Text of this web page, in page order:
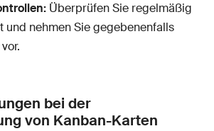
Überprüfen Sie regelmäßig
und nehmen Sie gegebenenfalls
bei der
von Kanban-Karten